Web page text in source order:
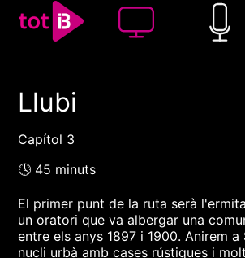
00:00
Llubi
Capítol 3
🕓 45 minuts
El primer punt de la ruta serà
un oratori que va albergar una
entre els anys 1897 i 1900. Anirem a
nucli urbà amb cases rústiques i